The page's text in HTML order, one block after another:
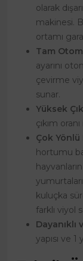
olarak
makinesi.
ortamı
Tam
ayarını
çevirme
sunar.
Yüksek
çıkım oranı
Çok Yönlü
hortumu
kuluçka
farklı viyol
Dayanıklı
yapısı ve